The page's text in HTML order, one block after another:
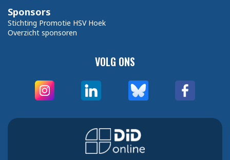
VOLG ONS
Sponsors
Stichting Promotie HSV Hoek
Overzicht sponsoren